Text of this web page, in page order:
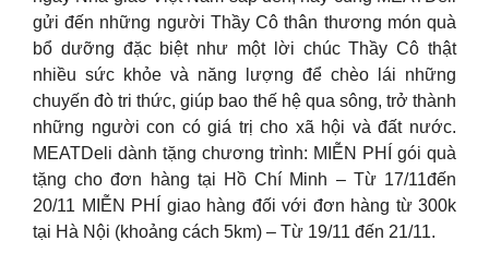
gửi đến những người Thầy Cô thân thương món quà
bổ dưỡng đặc biệt như một lời chúc Thầy Cô thật
nhiều sức khỏe và năng lượng để chèo lái những
chuyến đò tri thức, giúp bao thế hệ qua sông, trở thành
những người con có giá trị cho xã hội và đất nước.
MEATDeli dành tặng chương trình: MIỄN PHÍ gói quà
tặng cho đơn hàng tại Hồ Chí Minh – Từ 17/11đến
20/11 MIỄN PHÍ giao hàng đối với đơn hàng từ 300k
tại Hà Nội (khoảng cách 5km) – Từ 19/11 đến 21/11.